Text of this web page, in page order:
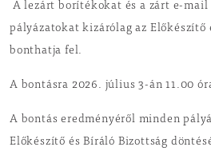
A lezárt borítékokat és a zárt e-mail
pályázatokat kizárólag az Előkészítő
bonthatja fel.
A bontásra 2026. július 3-án 11.00
A bontás eredményéről minden
Előkészítő és Bíráló Bizottság